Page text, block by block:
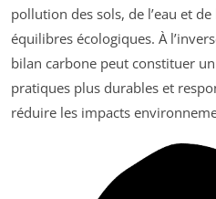
pollution des sols, de l’eau et
équilibres écologiques. À
bilan carbone peut constituer
pratiques plus durables et
réduire les impacts